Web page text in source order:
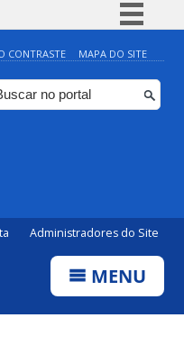
Simplifique!
Comunica BR
Participe
CONTRASTE MAPA DO SITE
Administradores do Site
MENU